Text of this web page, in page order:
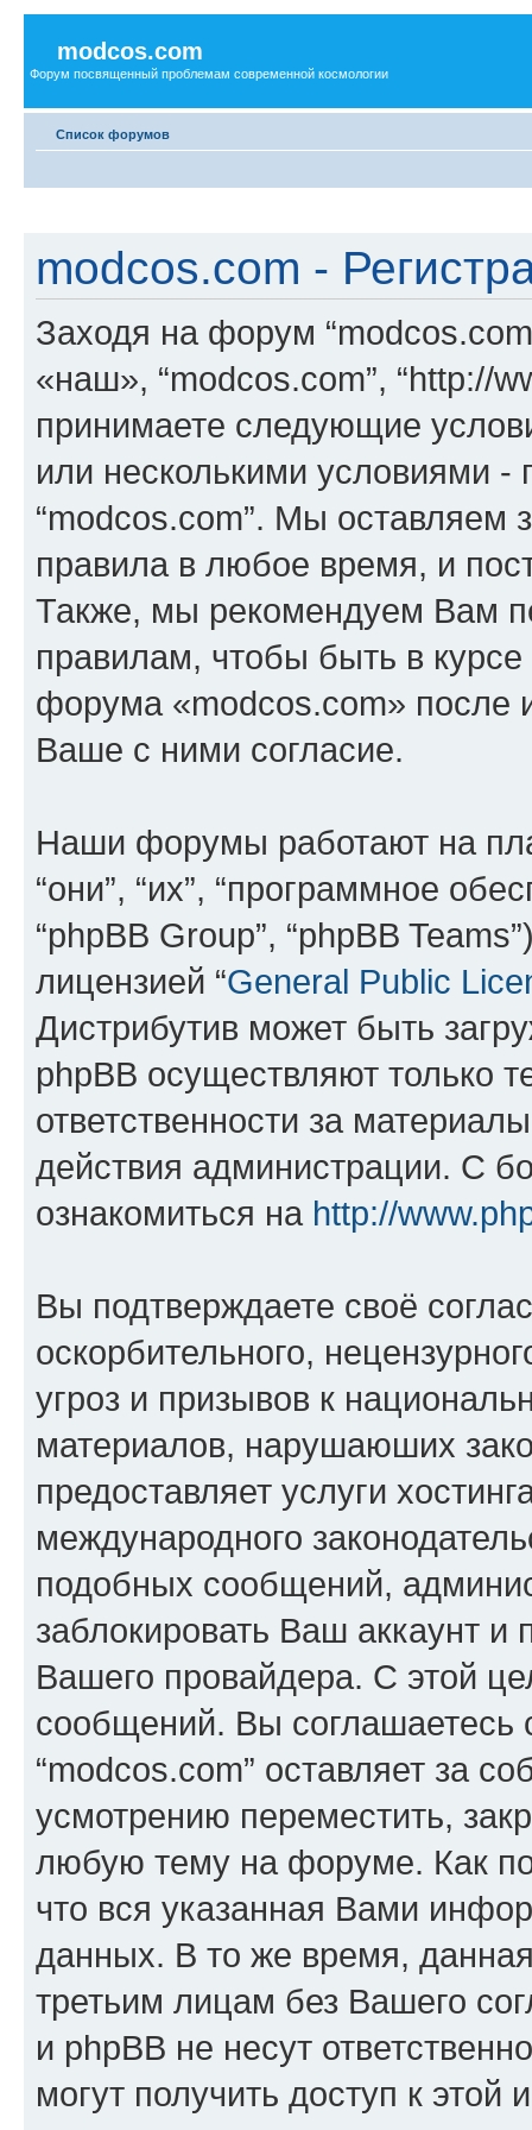
modcos.com
Форум посвященный проблемам современной космологии
Список форумов
modcos.com -
Заходя на форум
«наш», “modcos.com”, “http://
принимаете следующие
или несколькими условиями
“modcos.com”. Мы оставляем
правила в любое время, и
Также, мы рекомендуем Вам
правилам, чтобы быть в
форума «modcos.com» после
Ваше с ними согласие.
Наши форумы работают на
“они”, “их”, “программное
“phpBB Group”, “phpBB
лицензией “General Public
Дистрибутив может быть
phpBB осуществляют только
ответственности за
действия администрации. С
ознакомиться на http://
Вы подтверждаете своё
оскорбительного,
угроз и призывов к
материалов, нарушаюших
предоставляет услуги
международного
подобных сообщений,
заблокировать Ваш аккаунт и
Вашего провайдера. С этой
сообщений. Вы соглашаетесь
“modcos.com” оставляет за
усмотрению переместить,
любую тему на форуме. Как
что вся указанная Вами
данных. В то же время,
третьим лицам без Вашего
и phpBB не несут
могут получить доступ к